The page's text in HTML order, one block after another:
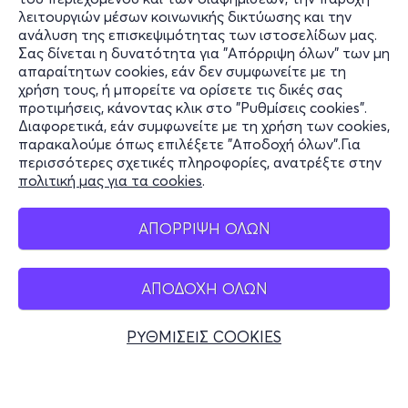
λειτουργιών μέσων κοινωνικής δικτύωσης και την
ανάλυση της επισκεψιμότητας των ιστοσελίδων μας.
Σας δίνεται η δυνατότητα για "Απόρριψη όλων" των μη
απαραίτητων cookies, εάν δεν συμφωνείτε με τη
χρήση τους, ή μπορείτε να ορίσετε τις δικές σας
προτιμήσεις, κάνοντας κλικ στο "Ρυθμίσεις cookies".
Διαφορετικά, εάν συμφωνείτε με τη χρήση των cookies,
παρακαλούμε όπως επιλέξετε "Αποδοχή όλων".Για
περισσότερες σχετικές πληροφορίες, ανατρέξτε στην
πολιτική μας για τα cookies.
ΑΠΟΡΡΙΨΗ ΟΛΩΝ
ΑΠΟΔΟΧΗ ΟΛΩΝ
ΡΥΘΜΙΣΕΙΣ COOKIES
τελειότητα, το αισθητικό ιδεώδες με το οποίο ο Θεός
έφτιαξε τον κόσμο. Το εφαρμόζει στα έργα του, όπου
ανακαλύπτουμε σχήματα οργανωμένα υπό αυτήν τη
μυστική γεωμετρία. Η διπλή έλικα του DNA γοητεύει
τον Νταλί. Η σπείρα που μεταφέρει γενετική
κληρονομιά είναι οι καμπύλες μέσω των οποίων ο Θεός
μεταφέρει την αθανασία.
ΤΙ ΘΑ ΔΕΙΤΕ ΣΤΗΝ ΕΚΘΕΣΗ
Immersive
στο μυαλό μίας ιδιοφυίας με προβολές (μέρος τους σε
και Τεχνολογία συνδυάζονται σε ένα επαναστατικό
Πληροφορίες
Υποστήριξη
Stay Connected
Mobile app